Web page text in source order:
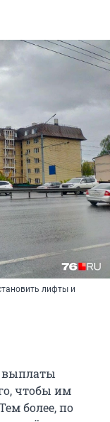
лифты и
выплаты
чтобы им
более, по